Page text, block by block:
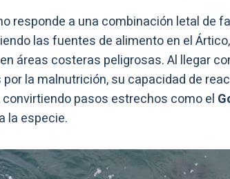
responde a una combinación letal de
las fuentes de alimento en el
áreas costeras peligrosas. Al llegar
la malnutrición, su capacidad de
pasos estrechos como el
la especie.